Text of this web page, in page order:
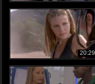
20:29